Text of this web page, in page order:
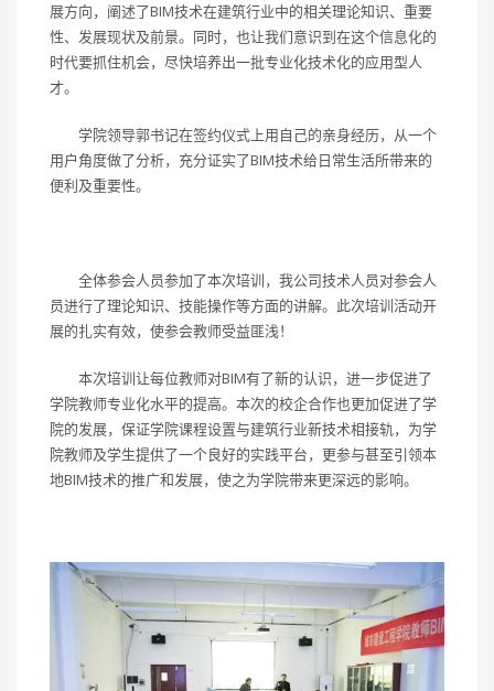
展方向，阐述了BIM技术在建筑行业中的相关理论知识、重要
性、发展现状及前景。同时，也让我们意识到在这个信息化的
时代要抓住机会，尽快培养出一批专业化技术化的应用型人
才。
学院领导郭书记在签约仪式上用自己的亲身经历，从一个
用户角度做了分析，充分证实了BIM技术给日常生活所带来的
便利及重要性。
全体参会人员参加了本次培训，我公司技术人员对参会人
员进行了理论知识、技能操作等方面的讲解。此次培训活动开
展的扎实有效，使参会教师受益匪浅！
本次培训让每位教师对BIM有了新的认识，进一步促进了
学院教师专业化水平的提高。本次的校企合作也更加促进了学
院的发展，保证学院课程设置与建筑行业新技术相接轨，为学
院教师及学生提供了一个良好的实践平台，更参与甚至引领本
地BIM技术的推广和发展，使之为学院带来更深远的影响。